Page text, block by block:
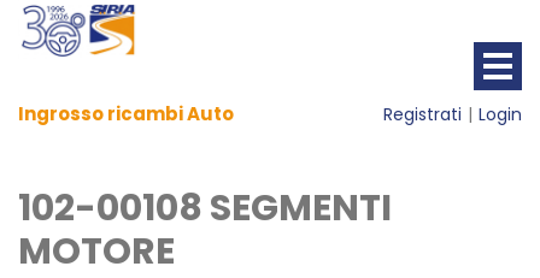
Ingrosso ricambi Auto Registrati Login
102-00108 SEGMENTI
MOTORE